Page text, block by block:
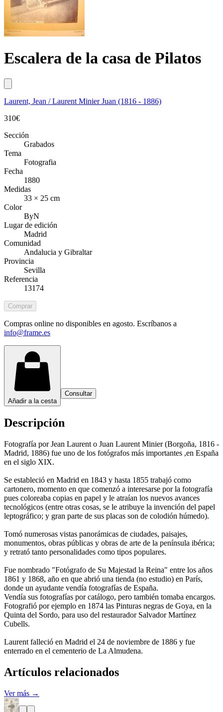
Escalera de la casa de Pilatos
Laurent, Jean / Laurent Minier Juan (1816 - 1886)
310€
Sección
Grabados
Tema
Fotografia
Fecha
1880
Medidas
33 × 25 cm
Color
ByN
Lugar de edición
Madrid
Comunidad
Andalucia y Gibraltar
Provincia
Sevilla
Referencia
13174
Comprar
Compras online no disponibles en agosto. Escríbanos a
info@frame.es
Añadir a la cesta
Consultar
Descripción
Fotografía por Jean Laurent o Juan Laurent Minier (Borgoña, 1816 -
Madrid, 1886) fue uno de los fotógrafos más importantes ,en España
en el siglo XIX.
Se estableció en Madrid en 1843 y hasta 1855 trabajó como
cartonero, momento en que comenzó a interesarse por la fotografía
pues coloreaba copias en papel y le atraían los nuevos avances
tecnológicos (entre otras cosas, se le atribuye la invención del papel
leptográfico; y gran parte de sus placas son de colodión húmedo).
Tomó numerosas vistas panorámicas de ciudades, paisajes,
monumentos, obras públicas y obras de arte de la península ibérica;
y retrató tanto personalidades como tipos populares.
Fue nombrado "Fotógrafo de Su Majestad la Reina" entre los años
1861 y 1868, año en que abrió una tienda (no estudio) en París,
donde un ayudante vendía fotografías de España.
Vendía sus fotografías por catálogo, pero también tomaba encargos.
Fotografió por ejemplo en 1874 las Pinturas negras de Goya, en la
Quinta del Sordo, para uso del restaurador Salvador Martínez
Cubells.
Laurent falleció en Madrid el 24 de noviembre de 1886 y fue
enterrado en el cementerio de La Almudena.
Artículos relacionados
Ver más →